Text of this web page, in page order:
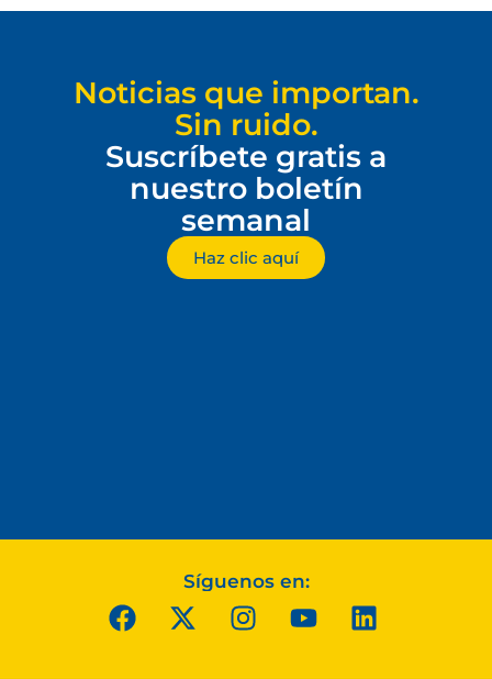
Noticias que importan.
Sin ruido.
Suscríbete gratis a
nuestro boletín
semanal
Haz clic aquí
Síguenos en: